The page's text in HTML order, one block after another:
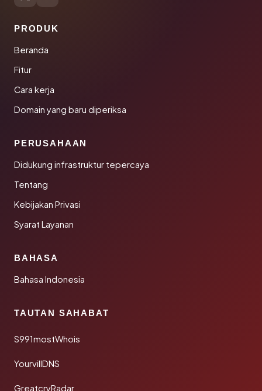
PRODUK
Beranda
Fitur
Cara kerja
Domain yang baru diperiksa
PERUSAHAAN
Didukung infrastruktur tepercaya
Tentang
Kebijakan Privasi
Syarat Layanan
BAHASA
Bahasa Indonesia
TAUTAN SAHABAT
S991mostWhois
YourvillDNS
GreatcryRadar